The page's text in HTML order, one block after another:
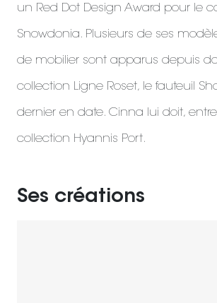
un Red Dot Design Award pour le
Snowdonia. Plusieurs de ses
de mobilier sont apparus depuis
collection Ligne Roset, le fauteuil
dernier en date. Cinna lui doit,
collection Hyannis Port.
Ses créations